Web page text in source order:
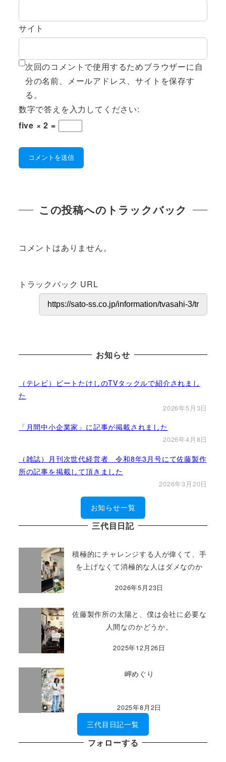
サイト
次回のコメントで使用するためブラウザーに自
分の名前、メールアドレス、サイトを保存す
る。
数字で答えを入力してください:
five × 2 =
この投稿へのトラックバック
コメントはありません。
トラックバック URL
お知らせ
（テレビ）ビートたけしのTVタックルで紹介されまし
た
2026年5月3日
「月間中小企業家」に記事が掲載されました
2026年4月8日
（雑誌）月刊次世代経営者 令和8年3月号にて佐藤製作
所の記事を掲載して頂きました
2026年3月20日
お知らせ一覧
三代目日記
積極的にチャレンジする人が偉くて、手
を上げなくて消極的な人はダメなのか
2026年5月23日
佐藤製作所の太陽と、僕は会社に必要な
人間なのかどうか。
2025年12月26日
岬めぐり
2025年8月2日
三代目日記一覧
フォローする